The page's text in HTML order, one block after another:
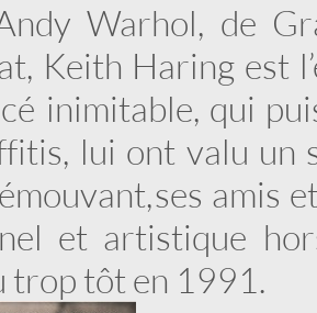
Warhol, de
Keith Haring est
inimitable, qui
lui ont valu un
ses amis
et artistique
trop tôt en 1991.